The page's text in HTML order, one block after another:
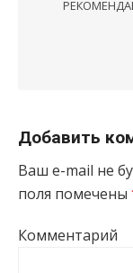
Добавить
Ваш e-mail не
поля помечены
Комментарий